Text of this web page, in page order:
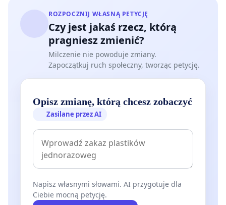
ROZPOCZNIJ WŁASNĄ PETYCJĘ
Czy jest jakaś rzecz, którą
pragniesz zmienić?
Milczenie nie powoduje zmiany.
Zapoczątkuj ruch społeczny, tworząc petycję.
Opisz zmianę, którą chcesz zobaczyć
Zasilane przez AI
Napisz własnymi słowami. AI przygotuje dla
Ciebie mocną petycję.